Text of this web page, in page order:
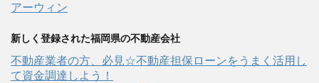
アーウィン
新しく登録された福岡県の不動産会社
不動産業者の方、必見☆不動産担保ローンをうまく活用し
て資金調達しよう！